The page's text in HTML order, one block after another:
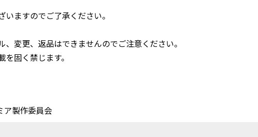
ますのでご了承ください。
変更、返品はできませんのでご注意ください。
固く禁じます。
ア製作委員会